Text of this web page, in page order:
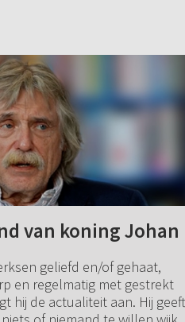
van koning Johan
geliefd en/of gehaat,
en regelmatig met gestrekt
hij de actualiteit aan. Hij geeft